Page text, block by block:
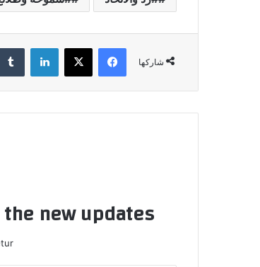
شاركها
فيسبوك X لينكدإن
new updates!